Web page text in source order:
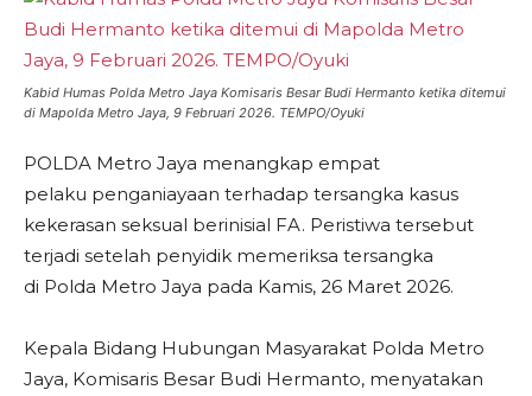
Kabid Humas Polda Metro Jaya Komisaris Besar Budi Hermanto ketika ditemui
di Mapolda Metro Jaya, 9 Februari 2026. TEMPO/Oyuki
POLDA Metro Jaya menangkap empat
pelaku penganiayaan terhadap tersangka kasus
kekerasan seksual berinisial FA. Peristiwa tersebut
terjadi setelah penyidik memeriksa tersangka
di Polda Metro Jaya pada Kamis, 26 Maret 2026.
Kepala Bidang Hubungan Masyarakat Polda Metro
Jaya, Komisaris Besar Budi Hermanto, menyatakan